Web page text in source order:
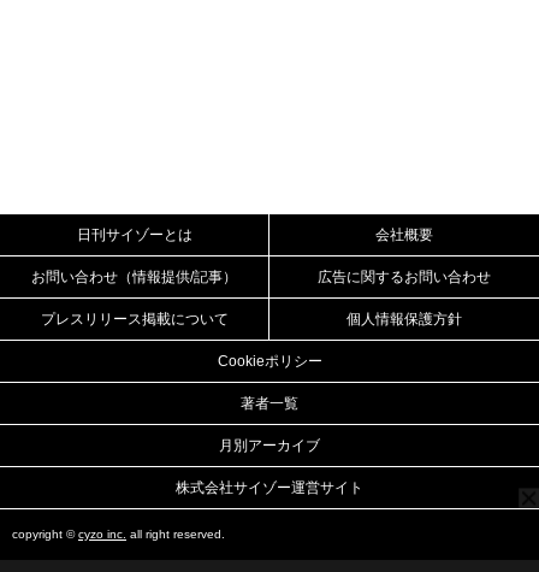
日刊サイゾーとは 会社概要
お問い合わせ（情報提供/記事） 広告に関するお問い合わせ
プレスリリース掲載について 個人情報保護方針
Cookieポリシー
著者一覧
月別アーカイブ
株式会社サイゾー運営サイト
copyright ©cyzo inc. all right reserved.